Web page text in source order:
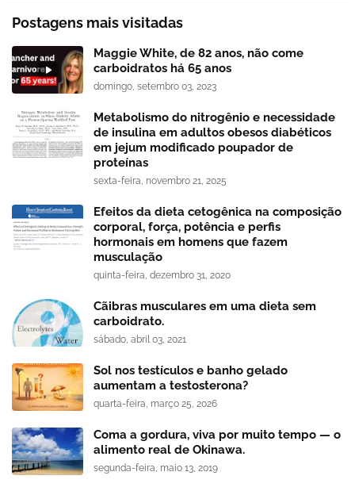
Postagens mais visitadas
Maggie White, de 82 anos, não come
carboidratos há 65 anos
domingo, setembro 03, 2023
Metabolismo do nitrogênio e necessidade
de insulina em adultos obesos diabéticos
em jejum modificado poupador de
proteínas
sexta-feira, novembro 21, 2025
Efeitos da dieta cetogênica na composição
corporal, força, potência e perfis
hormonais em homens que fazem
musculação
quinta-feira, dezembro 31, 2020
Cãibras musculares em uma dieta sem
carboidrato.
sábado, abril 03, 2021
Sol nos testículos e banho gelado
aumentam a testosterona?
quarta-feira, março 25, 2026
Coma a gordura, viva por muito tempo — o
alimento real de Okinawa.
segunda-feira, maio 13, 2019